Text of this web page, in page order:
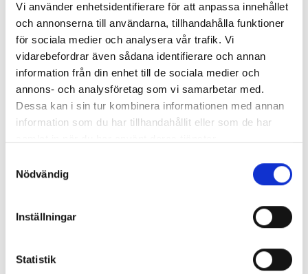
Vi använder enhetsidentifierare för att anpassa innehållet
och annonserna till användarna, tillhandahålla funktioner
för sociala medier och analysera vår trafik. Vi
vidarebefordrar även sådana identifierare och annan
information från din enhet till de sociala medier och
annons- och analysföretag som vi samarbetar med.
Dessa kan i sin tur kombinera informationen med annan
information som du har tillhandahållit eller som de har
Nödvändig
Inställningar
Statistik
Elon Atsmon
Egenskaper
Kulturentusiasten
Band, som älskar musik, och att spela
tillsammans för att skapa stämningsfulla stunder.
Alla medlemmar har en lång musikalisk bakgrund.
Vi började spela tillsammans för 2 år sedan, och
successivt. Medv: Anlouice Silverwitt sång Sven-
Olov Liljegren bas Nils-Eric Johansson rytm Kjell
Läs mer